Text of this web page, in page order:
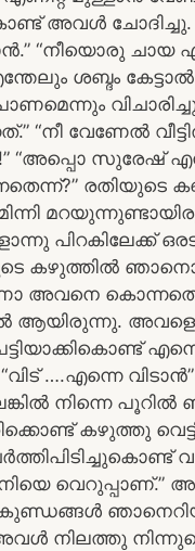
അവൾ ചോദിച്ചു.
“നീയൊരു ചായ
ശബ്ദം
“നീ വേണേൽ
“അപ്പൊ
രതിയുടെ
മിന്നി
പിറകിലേക്ക്
കഴുത്തിൽ
അവനെ
ആയിരുന്നു.
….എന്നെ
നിന്നെ പൂറിൽ
കഴുത്തു
വെറുപ്പാണ്.”
നിലത്തു